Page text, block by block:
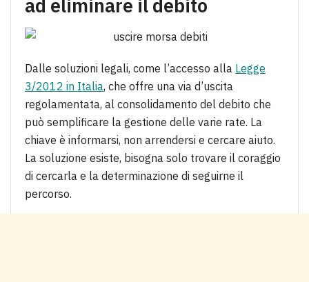
ad eliminare il debito
Dalle soluzioni legali, come l’accesso alla Legge
3/2012 in Italia, che offre una via d’uscita
regolamentata, al consolidamento del debito che
può semplificare la gestione delle varie rate. La
chiave è informarsi, non arrendersi e cercare aiuto.
La soluzione esiste, bisogna solo trovare il coraggio
di cercarla e la determinazione di seguirne il
percorso.